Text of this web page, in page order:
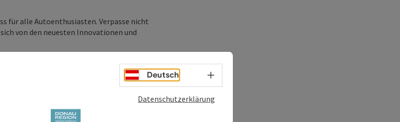
für alle Autoenthusiasten. Verpasse nicht
von den neuesten Innovationen und
Deutsch Sprachwahl - Menü öffnen
Datenschutzerklärung